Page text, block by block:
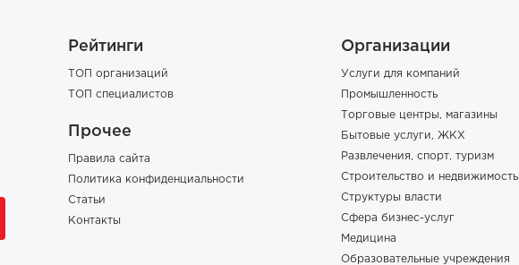
Рейтинги
ТОП организаций
ТОП специалистов
Прочее
Правила сайта
Политика конфиденциальности
Статьи
Контакты
Организации
Услуги для компаний
Промышленность
Торговые центры, магазины
Бытовые услуги, ЖКХ
Развлечения, спорт, туризм
Строительство и недвижимость
Структуры власти
Сфера бизнес-услуг
Медицина
Образовательные учреждения